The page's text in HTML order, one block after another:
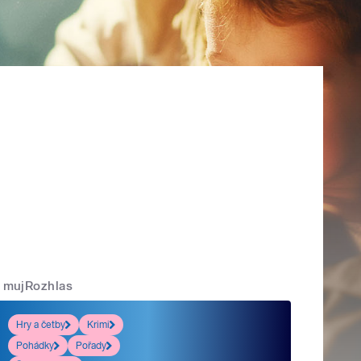
mujRozhlas
Hry a četby
Krimi
Pohádky
Pořady